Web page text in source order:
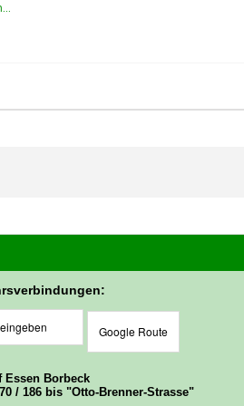
Essen Borbeck
/ 186 bis "Otto-Brenner-Strasse"